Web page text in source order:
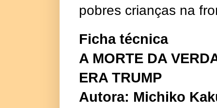
pobres crianças na
Ficha técnica
A MORTE DA
ERA TRUMP
Autora: Michiko